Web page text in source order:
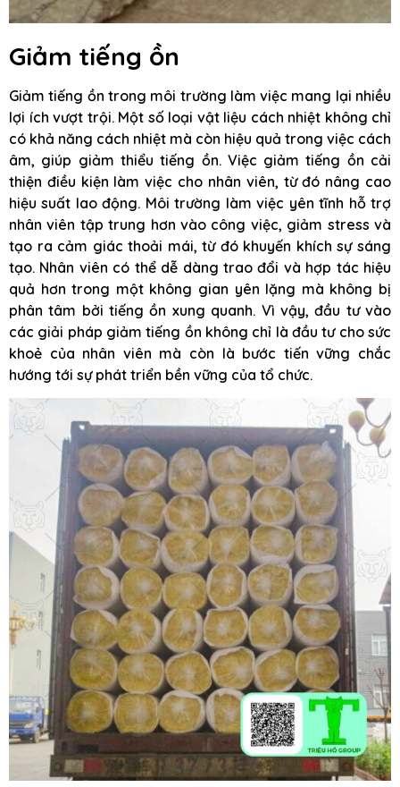
Giảm tiếng ồn
Giảm tiếng ồn trong môi trường làm việc mang lại nhiều
lợi ích vượt trội. Một số loại vật liệu cách nhiệt không chỉ
có khả năng cách nhiệt mà còn hiệu quả trong việc cách
âm, giúp giảm thiểu tiếng ồn. Việc giảm tiếng ồn cải
thiện điều kiện làm việc cho nhân viên, từ đó nâng cao
hiệu suất lao động. Môi trường làm việc yên tĩnh hỗ trợ
nhân viên tập trung hơn vào công việc, giảm stress và
tạo ra cảm giác thoải mái, từ đó khuyến khích sự sáng
tạo. Nhân viên có thể dễ dàng trao đổi và hợp tác hiệu
quả hơn trong một không gian yên lặng mà không bị
phân tâm bởi tiếng ồn xung quanh. Vì vậy, đầu tư vào
các giải pháp giảm tiếng ồn không chỉ là đầu tư cho sức
khoẻ của nhân viên mà còn là bước tiến vững chắc
hướng tới sự phát triển bền vững của tổ chức.